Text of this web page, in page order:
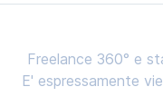
Freelance 360° e
E' espressamente